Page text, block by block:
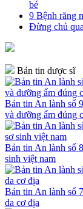
bé
9 Bệnh răng
Đừng chủ
Bản tin dược sĩ
Bản tin An lành số
và dưỡng ẩm đúng
Bản tin An lành số
sinh việt nam
Bản tin An lành số
da cơ địa